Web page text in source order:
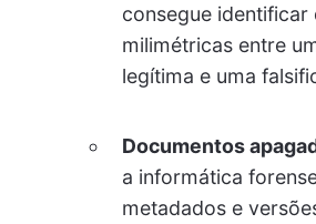
consegue identificar
milimétricas entre
legítima e uma
Documentos
a informática
metadados e